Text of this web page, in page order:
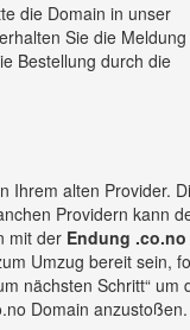
die Domain in unser
Sie die Meldung
Bestellung durch die
Ihrem alten Provider.
Providern kann
mit der Endung .co.no
Umzug bereit sein,
nächsten Schritt“ um
Domain anzustoßen.